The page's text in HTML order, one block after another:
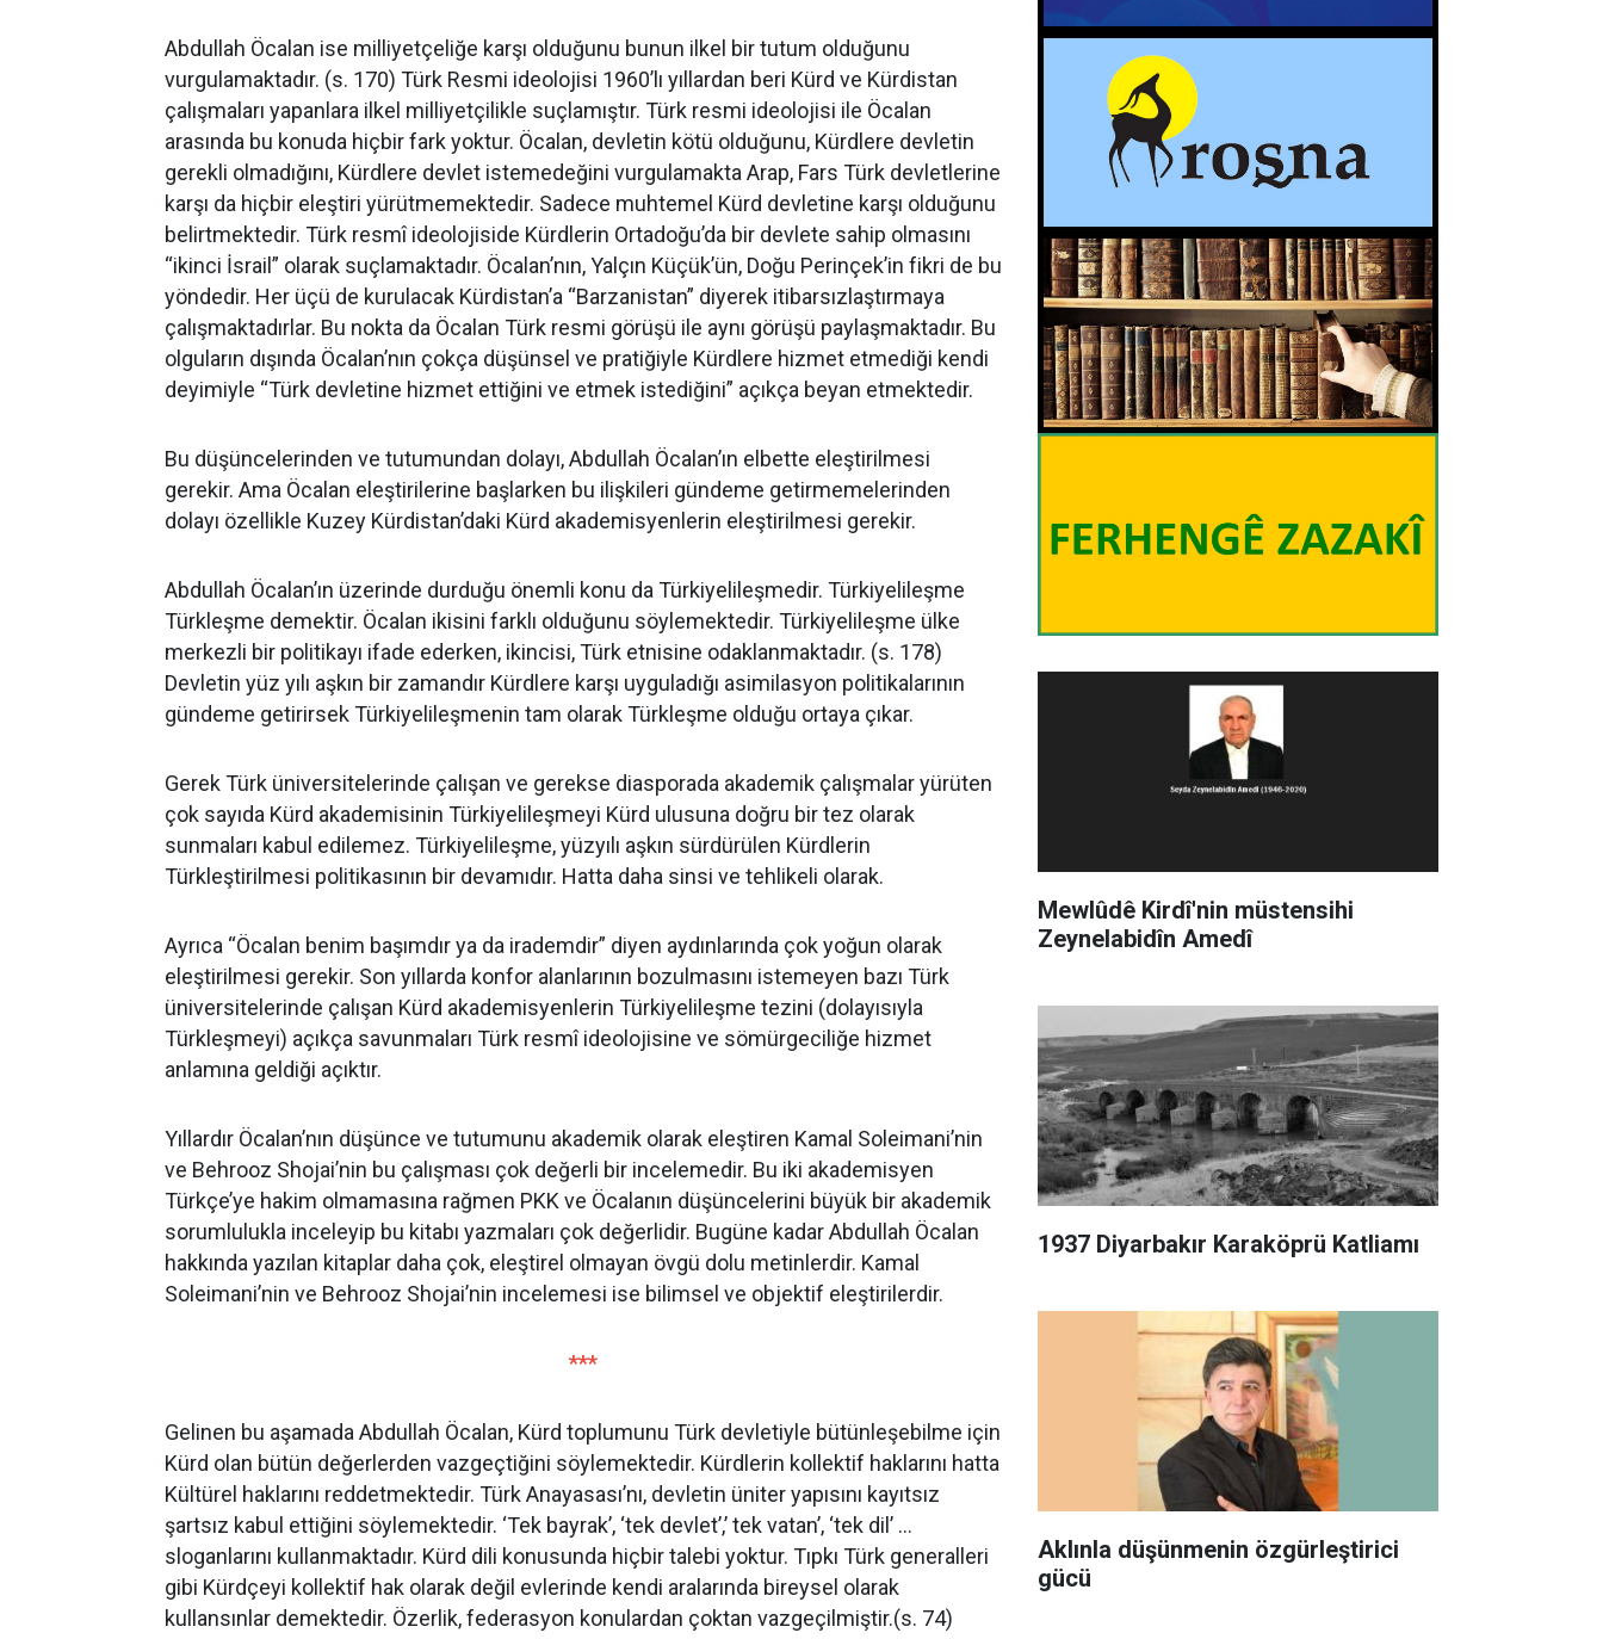
Abdullah Öcalan ise milliyetçeliğe karşı olduğunu bunun ilkel bir tutum olduğunu
vurgulamaktadır. (s. 170) Türk Resmi ideolojisi 1960’lı yıllardan beri Kürd ve Kürdistan
çalışmaları yapanlara ilkel milliyetçilikle suçlamıştır. Türk resmi ideolojisi ile Öcalan
arasında bu konuda hiçbir fark yoktur. Öcalan, devletin kötü olduğunu, Kürdlere devletin
gerekli olmadığını, Kürdlere devlet istemedeğini vurgulamakta Arap, Fars Türk devletlerine
karşı da hiçbir eleştiri yürütmemektedir. Sadece muhtemel Kürd devletine karşı olduğunu
belirtmektedir. Türk resmî ideolojiside Kürdlerin Ortadoğu’da bir devlete sahip olmasını
“ikinci İsrail” olarak suçlamaktadır. Öcalan’nın, Yalçın Küçük’ün, Doğu Perinçek’in fikri de bu
yöndedir. Her üçü de kurulacak Kürdistan’a “Barzanistan” diyerek itibarsızlaştırmaya
çalışmaktadırlar. Bu nokta da Öcalan Türk resmi görüşü ile aynı görüşü paylaşmaktadır. Bu
olguların dışında Öcalan’nın çokça düşünsel ve pratiğiyle Kürdlere hizmet etmediği kendi
deyimiyle “Türk devletine hizmet ettiğini ve etmek istediğini” açıkça beyan etmektedir.
Bu düşüncelerinden ve tutumundan dolayı, Abdullah Öcalan’ın elbette eleştirilmesi
gerekir. Ama Öcalan eleştirilerine başlarken bu ilişkileri gündeme getirmemelerinden
dolayı özellikle Kuzey Kürdistan’daki Kürd akademisyenlerin eleştirilmesi gerekir.
Abdullah Öcalan’ın üzerinde durduğu önemli konu da Türkiyelileşmedir. Türkiyelileşme
Türkleşme demektir. Öcalan ikisini farklı olduğunu söylemektedir. Türkiyelileşme ülke
merkezli bir politikayı ifade ederken, ikincisi, Türk etnisine odaklanmaktadır. (s. 178)
Devletin yüz yılı aşkın bir zamandır Kürdlere karşı uyguladığı asimilasyon politikalarının
gündeme getirirsek Türkiyelileşmenin tam olarak Türkleşme olduğu ortaya çıkar.
Gerek Türk üniversitelerinde çalışan ve gerekse diasporada akademik çalışmalar yürüten
çok sayıda Kürd akademisinin Türkiyelileşmeyi Kürd ulusuna doğru bir tez olarak
sunmaları kabul edilemez. Türkiyelileşme, yüzyılı aşkın sürdürülen Kürdlerin
Türkleştirilmesi politikasının bir devamıdır. Hatta daha sinsi ve tehlikeli olarak.
Ayrıca “Öcalan benim başımdır ya da irademdir” diyen aydınlarında çok yoğun olarak
eleştirilmesi gerekir. Son yıllarda konfor alanlarının bozulmasını istemeyen bazı Türk
üniversitelerinde çalışan Kürd akademisyenlerin Türkiyelileşme tezini (dolayısıyla
Türkleşmeyi) açıkça savunmaları Türk resmî ideolojisine ve sömürgeciliğe hizmet
anlamına geldiği açıktır.
Yıllardır Öcalan’nın düşünce ve tutumunu akademik olarak eleştiren Kamal Soleimani’nin
ve Behrooz Shojai’nin bu çalışması çok değerli bir incelemedir. Bu iki akademisyen
Türkçe’ye hakim olmamasına rağmen PKK ve Öcalanın düşüncelerini büyük bir akademik
sorumlulukla inceleyip bu kitabı yazmaları çok değerlidir. Bugüne kadar Abdullah Öcalan
hakkında yazılan kitaplar daha çok, eleştirel olmayan övgü dolu metinlerdir. Kamal
Soleimani’nin ve Behrooz Shojai’nin incelemesi ise bilimsel ve objektif eleştirilerdir.
***
Gelinen bu aşamada Abdullah Öcalan, Kürd toplumunu Türk devletiyle bütünleşebilme için
Kürd olan bütün değerlerden vazgeçtiğini söylemektedir. Kürdlerin kollektif haklarını hatta
Kültürel haklarını reddetmektedir. Türk Anayasası’nı, devletin üniter yapısını kayıtsız
şartsız kabul ettiğini söylemektedir. ‘Tek bayrak’, ‘tek devlet’,’ tek vatan’, ‘tek dil’ …
sloganlarını kullanmaktadır. Kürd dili konusunda hiçbir talebi yoktur. Tıpkı Türk generalleri
gibi Kürdçeyi kollektif hak olarak değil evlerinde kendi aralarında bireysel olarak
kullansınlar demektedir. Özerlik, federasyon konulardan çoktan vazgeçilmiştir.(s. 74)
Mewlûdê Kirdî'nin müstensihi
Zeynelabidîn Amedî
1937 Diyarbakır Karaköprü Katliamı
Aklınla düşünmenin özgürleştirici
gücü